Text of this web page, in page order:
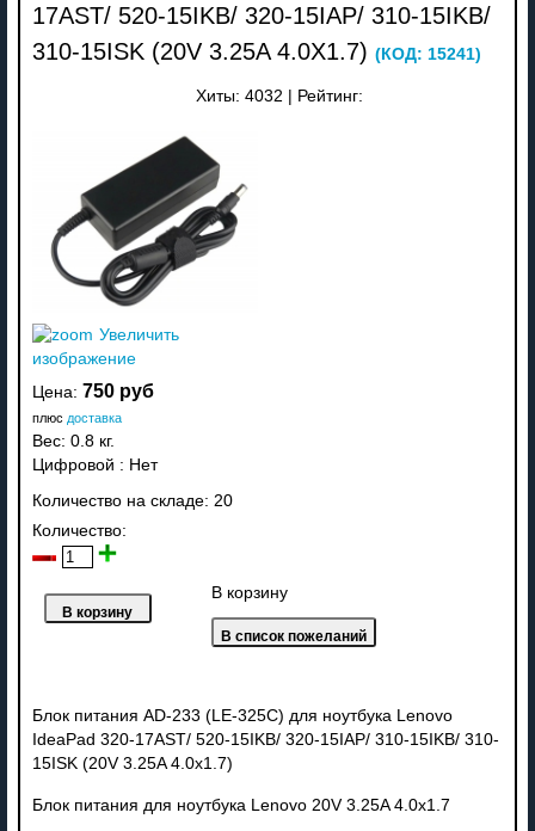
17AST/ 520-15IKB/ 320-15IAP/ 310-15IKB/
310-15ISK (20V 3.25A 4.0X1.7) (КОД: 15241)
Хиты: 4032 Рейтинг:
Увеличить
изображение
Цена: 750 руб
плюс доставка
Вес: 0.8 кг.
Цифровой : Нет
Количество на складе: 20
Количество:
В корзину
Блок питания AD-233 (LE-325C) для ноутбука Lenovo
IdeaPad 320-17AST/ 520-15IKB/ 320-15IAP/ 310-15IKB/ 310-
15ISK (20V 3.25A 4.0x1.7)
Блок питания для ноутбука Lenovo 20V 3.25A 4.0x1.7